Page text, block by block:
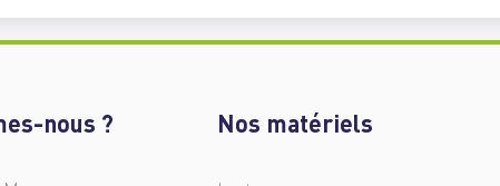
nous ? Nos matériels